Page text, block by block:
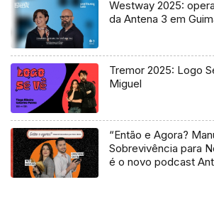
Westway 2025:
da Antena 3 em
Tremor 2025: Logo
Miguel
“Então e Agora?
Sobrevivência para
é o novo podcast